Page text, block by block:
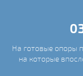
На готовые опоры
на которые